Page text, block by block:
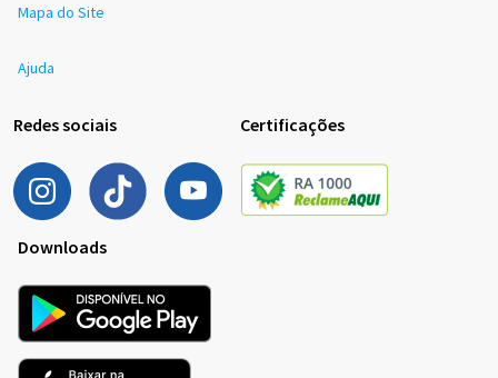
Mapa do Site
Ajuda
Redes sociais Certificações
Downloads